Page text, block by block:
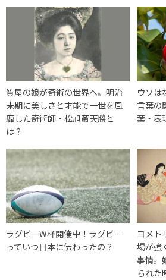
質屋の娘が奇術の世界へ。明治
末期に美しさと才能で一世を風
靡した奇術師・松旭斎天勝と
は？
ウソは
言葉の
葉・表
ラグビーW杯開催中！ラグビー
っていつ日本に伝わったの？
ヨメト
場が強
事情。
られた